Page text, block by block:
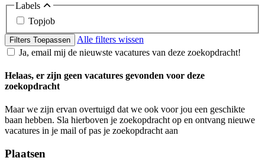
Labels
Topjob
Filters Toepassen
Alle filters wissen
Ja, email mij de nieuwste vacatures van deze zoekopdracht!
Helaas, er zijn geen vacatures gevonden voor deze
zoekopdracht
Maar we zijn ervan overtuigd dat we ook voor jou een geschikte
baan hebben. Sla hierboven je zoekopdracht op en ontvang nieuwe
vacatures in je mail of pas je zoekopdracht aan
Plaatsen